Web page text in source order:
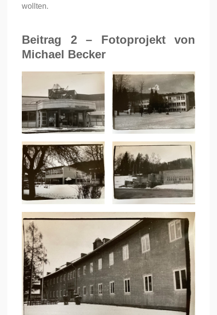
wollten.
Beitrag 2 – Fotoprojekt von
Michael Becker